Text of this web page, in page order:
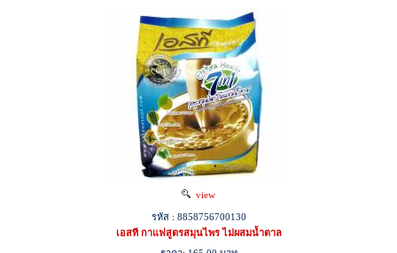
view
รหัส : 8858756700130
เอสที กาแฟสูตรสมุนไพร ไม่ผสมน้ำตาล